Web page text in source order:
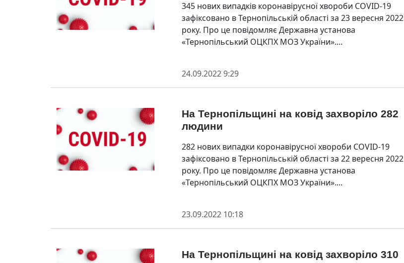
345 нових випадків коронавірусної хвороби COVID-19
зафіксовано в Тернопільській області за 23 вересня 2022
року. Про це повідомляє Державна установа
«Тернопільський ОЦКПХ МОЗ України»....
24.09.2022 9:29
На Тернопільщині на ковід захворіло 282
людини
282 нових випадки коронавірусної хвороби COVID-19
зафіксовано в Тернопільській області за 22 вересня 2022
року. Про це повідомляє Державна установа
«Тернопільський ОЦКПХ МОЗ України»....
23.09.2022 10:18
На Тернопільщині на ковід захворіло 310